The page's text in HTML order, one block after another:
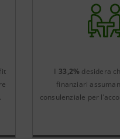
Il 33,2% desidera
finanziari
consulenziale per